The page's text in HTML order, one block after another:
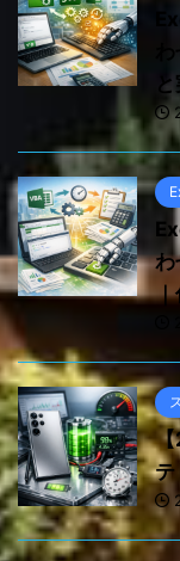
わ
｜
テ